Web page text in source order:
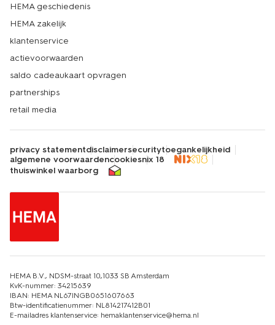
HEMA geschiedenis
HEMA zakelijk
klantenservice
actievoorwaarden
saldo cadeaukaart opvragen
partnerships
retail media
privacy statementdisclaimersecuritytoegankelijkheid
algemene voorwaardencookiesnix 18
thuiswinkel waarborg
HEMA B.V., NDSM-straat 10,1033 SB Amsterdam
KvK-nummer: 34215639
IBAN: HEMA NL67INGB0651607663
Btw-identificatienummer: NL814217412B01
E-mailadres klantenservice: hemaklantenservice@hema.nl